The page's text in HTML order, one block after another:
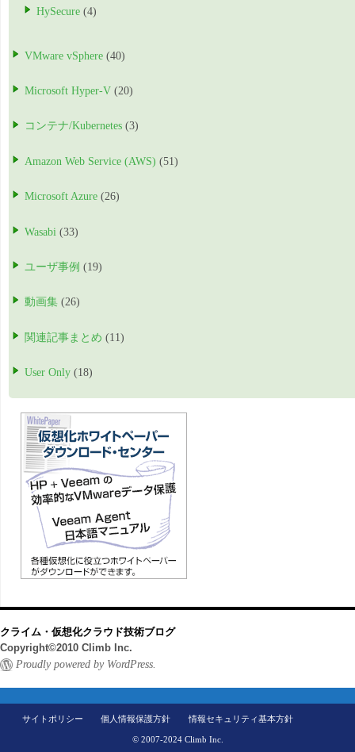
HySecure (4)
VMware vSphere (40)
Microsoft Hyper-V (20)
コンテナ/Kubernetes (3)
Amazon Web Service (AWS) (51)
Microsoft Azure (26)
Wasabi (33)
ユーザ事例 (19)
動画集 (26)
関連記事まとめ (11)
User Only (18)
クライム・仮想化クラウド技術ブログ
Copyright©2010 Climb Inc.
Proudly powered by WordPress.
サイトポリシー 個人情報保護方針 情報セキュリティ基本方針
© 2007-2024 Climb Inc.